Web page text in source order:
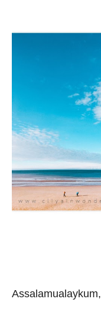
Assalamualaykum,